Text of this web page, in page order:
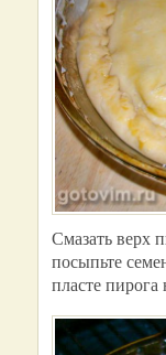
Смазать верх
посыпьте
пласте пирога